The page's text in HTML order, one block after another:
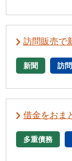
訪問販売で
新聞 訪
借金をおま
多重債務